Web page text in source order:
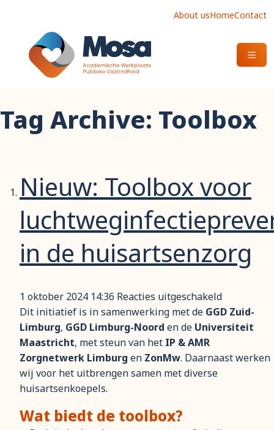
About usHomeContact
OPEN
Tag Archive: Toolbox
Nieuw: Toolbox voor
in de huisartsenzorg
1 oktober 2024 14:36 Reacties uitgeschakeldvoor
Nieuw:
Toolbox
Dit initiatief is in samenwerking met de GGD Zuid-
Limburg, GGD Limburg-Noord en de Universiteit
Maastricht, met steun van het IP & AMR
Zorgnetwerk Limburg en ZonMw. Daarnaast werken
wij voor het uitbrengen samen met diverse
huisartsenkoepels.
Wat biedt de toolbox?